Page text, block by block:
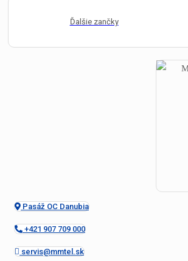
Ďalšie zančky
Pasáž OC Danubia
+421 907 709 000
servis@mmtel.sk